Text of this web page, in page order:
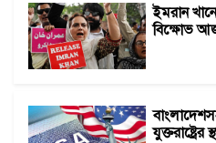
ইমরান
বিক্ষোভ
যুক্তরাষ্ট্রের